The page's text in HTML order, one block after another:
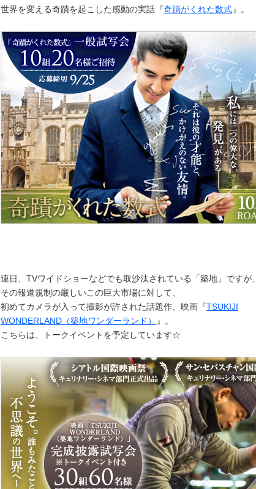
世界を変える奇蹟を起こした感動の実話『奇蹟がくれた数式』。
連日、TVワイドショーなどでも取沙汰されている「築地」ですが、
その報道規制の厳しいこの巨大市場に対して、
初めてカメラが入って撮影が許された話題作、映画『TSUKIJI
WONDERLAND（築地ワンダーランド）
』。
こちらは、トークイベントを予定しています☆